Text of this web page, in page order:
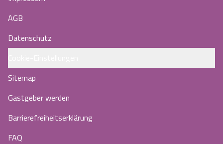
AGB
Datenschutz
Sitemap
Gastgeber werden
Barrierefreiheitserklärung
FAQ